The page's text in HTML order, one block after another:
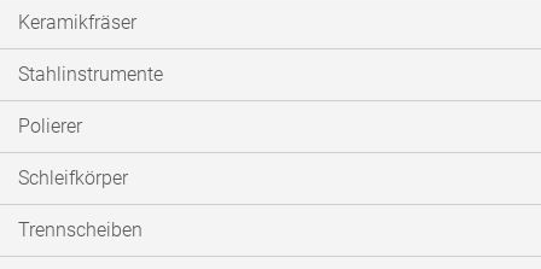
Keramikfräser
Stahlinstrumente
Polierer
Schleifkörper
Trennscheiben